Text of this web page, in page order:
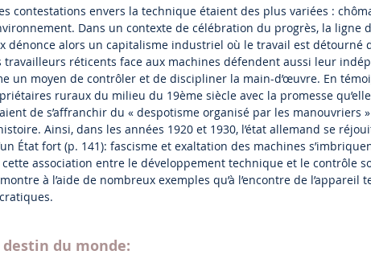
contestations envers la technique étaient des plus variées :
Dans un contexte de célébration du progrès, la
dénonce alors un capitalisme industriel où le travail est détourné
travailleurs réticents face aux machines défendent aussi leur
un moyen de contrôler et de discipliner la main-d’œuvre. En
ruraux du milieu du 19ème siècle avec la promesse
de s’affranchir du « despotisme organisé par les manouvriers
Ainsi, dans les années 1920 et 1930, l’état allemand se
État fort (p. 141): fascisme et exaltation des machines
association entre le développement technique et le contrôle
à l’aide de nombreux exemples qu’à l’encontre de
du monde: